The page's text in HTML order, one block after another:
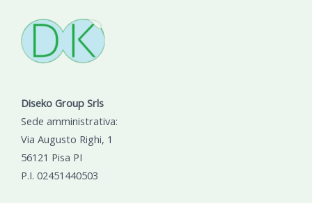
Diseko Group Srls
Sede amministrativa:
Via Augusto Righi, 1
56121 Pisa PI
P.I. 02451440503